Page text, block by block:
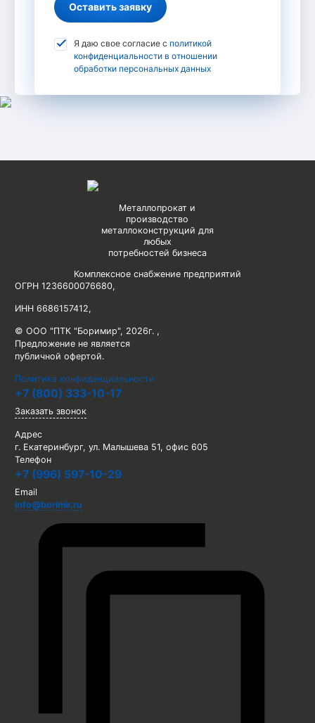
Оставить заявку
Я даю свое согласие с политикой
конфиденциальности в отношении
обработки персональных данных
Металлопрокат и
производство
металлоконструкций для
любых
потребностей бизнеса
Комплексное снабжение предприятий
ОГРН 1236600076680,
ИНН 6686157412,
© ООО "ПТК "Боримир", 2026г. ,
Предложение не является
публичной офертой.
Политика конфиденциальности
+7 (800) 333-10-17
Заказать звонок
Адрес
г. Екатеринбург, ул. Малышева 51, офис 605
Телефон
+7 (996) 597-10-29
Email
info@borimir.ru